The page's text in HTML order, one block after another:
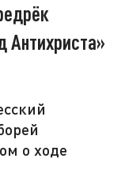
Антихриста»
о ходе